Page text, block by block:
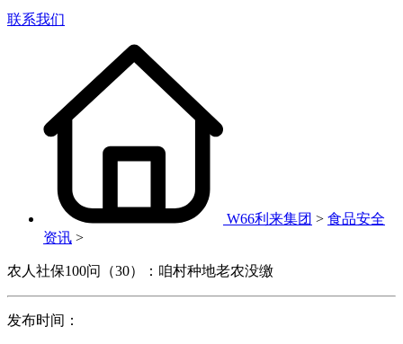
联系我们
W66利来集团 > 食品安全
资讯 >
农人社保100问（30）：咱村种地老农没缴
发布时间：